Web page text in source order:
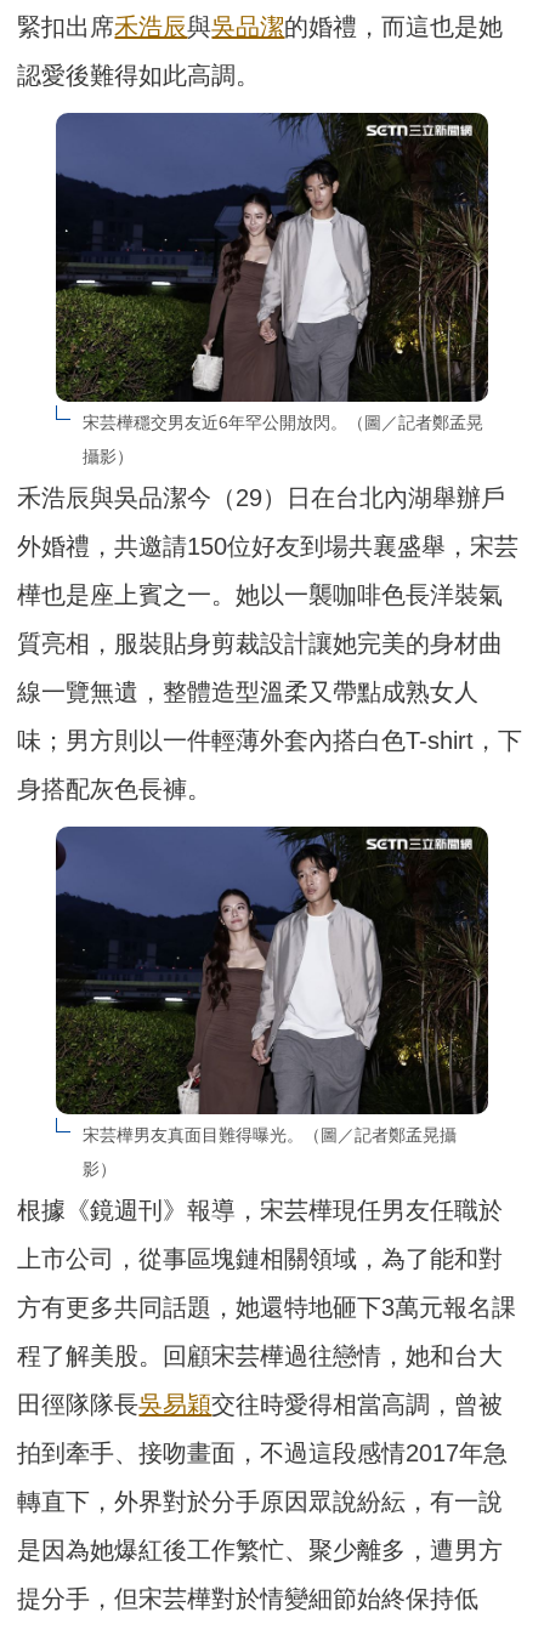
緊扣出席禾浩辰與吳品潔的婚禮，而這也是她
認愛後難得如此高調。
宋芸樺穩交男友近6年罕公開放閃。（圖／記者鄭孟晃
攝影）
禾浩辰與吳品潔今（29）日在台北內湖舉辦戶
外婚禮，共邀請150位好友到場共襄盛舉，宋芸
樺也是座上賓之一。她以一襲咖啡色長洋裝氣
質亮相，服裝貼身剪裁設計讓她完美的身材曲
線一覽無遺，整體造型溫柔又帶點成熟女人
味；男方則以一件輕薄外套內搭白色T-shirt，下
身搭配灰色長褲。
宋芸樺男友真面目難得曝光。（圖／記者鄭孟晃攝
影）
根據《鏡週刊》報導，宋芸樺現任男友任職於
上市公司，從事區塊鏈相關領域，為了能和對
方有更多共同話題，她還特地砸下3萬元報名課
程了解美股。回顧宋芸樺過往戀情，她和台大
田徑隊隊長吳易穎交往時愛得相當高調，曾被
拍到牽手、接吻畫面，不過這段感情2017年急
轉直下，外界對於分手原因眾說紛紜，有一說
是因為她爆紅後工作繁忙、聚少離多，遭男方
提分手，但宋芸樺對於情變細節始終保持低